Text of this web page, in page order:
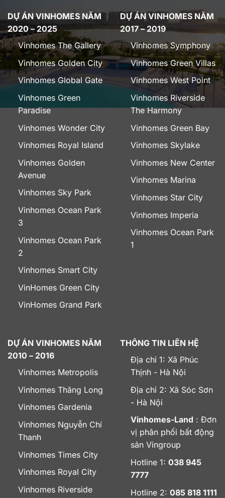
DỰ ÁN VINHOMES NĂM
2020 – 2025
Vinhomes The Gallery
Vinhomes Golden City
Vinhomes Global Gate
Vinhomes Green
Paradise
Vinhomes Wonder City
Vinhomes Royal Island
Vinhomes Golden
Avenue
Vinhomes Sky Park
Vinhomes Ocean Park
3
Vinhomes Ocean Park
2
Vinhomes Smart City
VinHomes Green City
VinHomes Grand Park
DỰ ÁN VINHOMES NĂM
2017 – 2019
Vinhomes Symphony
Vinhomes Green Villas
Vinhomes West Point
Vinhomes Riverside
The Harmony
Vinhomes Green Bay
Vinhomes Skylake
Vinhomes New Center
Vinhomes Marina
Vinhomes Star City
Vinhomes Imperia
Vinhomes Ocean Park
1
DỰ ÁN VINHOMES NĂM
2010 – 2016
Vinhomes Metropolis
Vinhomes Thăng Long
Vinhomes Gardenia
Vinhomes Nguyễn Chí
Thanh
Vinhomes Times City
Vinhomes Royal City
Vinhomes Riverside
THÔNG TIN LIÊN HỆ
Địa chỉ 1: Xã Phúc
Thịnh - Hà Nội
Địa chỉ 2: Xã Sóc Sơn
- Hà Nội
Vinhomes-Land : Đơn
vị phân phối bất động
sản Vingroup
Hotline 1: 038 945
7777
Hotline 2: 085 818 1111